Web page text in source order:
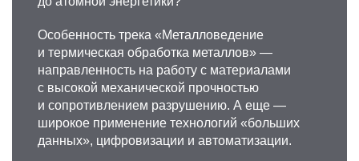
Перминов
К.ф.-м.н., доцент кафедры физического
материало­ведения
Область научных интересов: физика
конденсированного состояния, физика
магнитных явлений, физика магнетизма.
+7 495 638-46-38
Особенность трека «Металловедение
и термическая обработка металлов» —
направленность на работу с материалами
с высокой механической прочностью
и сопротивлением разрушению. А еще —
широкое применение технологий «больших
данных», цифровизации и автоматизации.